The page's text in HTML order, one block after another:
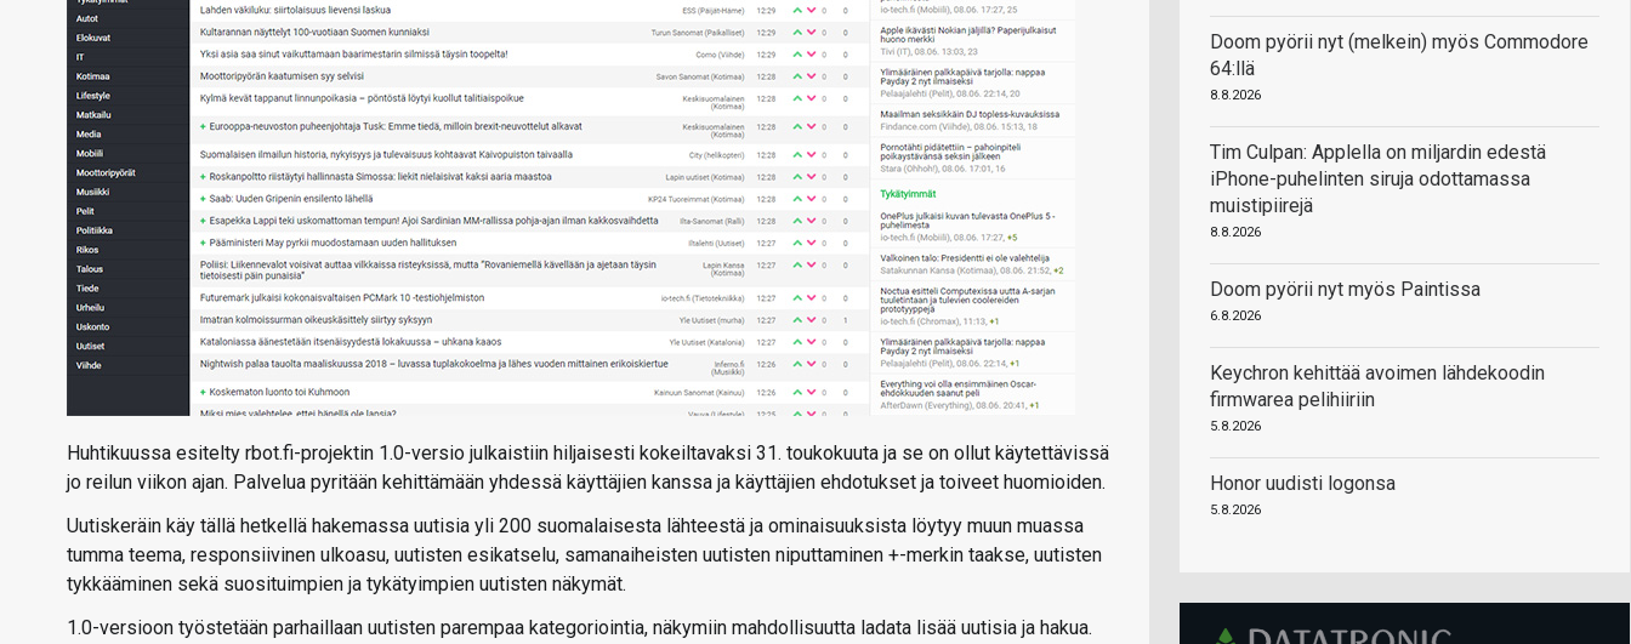
Huhtikuussa esitelty rbot.fi-projektin 1.0-versio julkaistiin hiljaisesti kokeiltavaksi 31. toukokuuta ja se on ollut käytettävissä
jo reilun viikon ajan. Palvelua pyritään kehittämään yhdessä käyttäjien kanssa ja käyttäjien ehdotukset ja toiveet huomioiden.
Uutiskeräin käy tällä hetkellä hakemassa uutisia yli 200 suomalaisesta lähteestä ja ominaisuuksista löytyy muun muassa
tumma teema, responsiivinen ulkoasu, uutisten esikatselu, samanaiheisten uutisten niputtaminen +-merkin taakse, uutisten
tykkääminen sekä suosituimpien ja tykätyimpien uutisten näkymät.
1.0-versioon työstetään parhaillaan uutisten parempaa kategoriointia, näkymiin mahdollisuutta ladata lisää uutisia ja hakua.
Doom pyörii nyt (melkein) myös Commodore
64:llä
8.8.2026
Tim Culpan: Applella on miljardin edestä
iPhone-puhelinten siruja odottamassa
muistipiirejä
8.8.2026
Doom pyörii nyt myös Paintissa
6.8.2026
Keychron kehittää avoimen lähdekoodin
firmwarea pelihiiriin
5.8.2026
Honor uudisti logonsa
5.8.2026